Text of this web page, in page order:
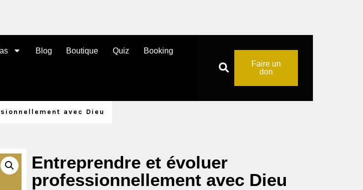
Blog Boutique Quiz
Booking
Faire un
don
avec Dieu
Entreprendre et évoluer
professionnellement avec Dieu